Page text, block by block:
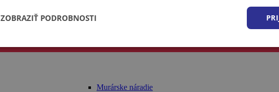
Murárske náradie
ZOBRAZIŤ PODROBNOSTI